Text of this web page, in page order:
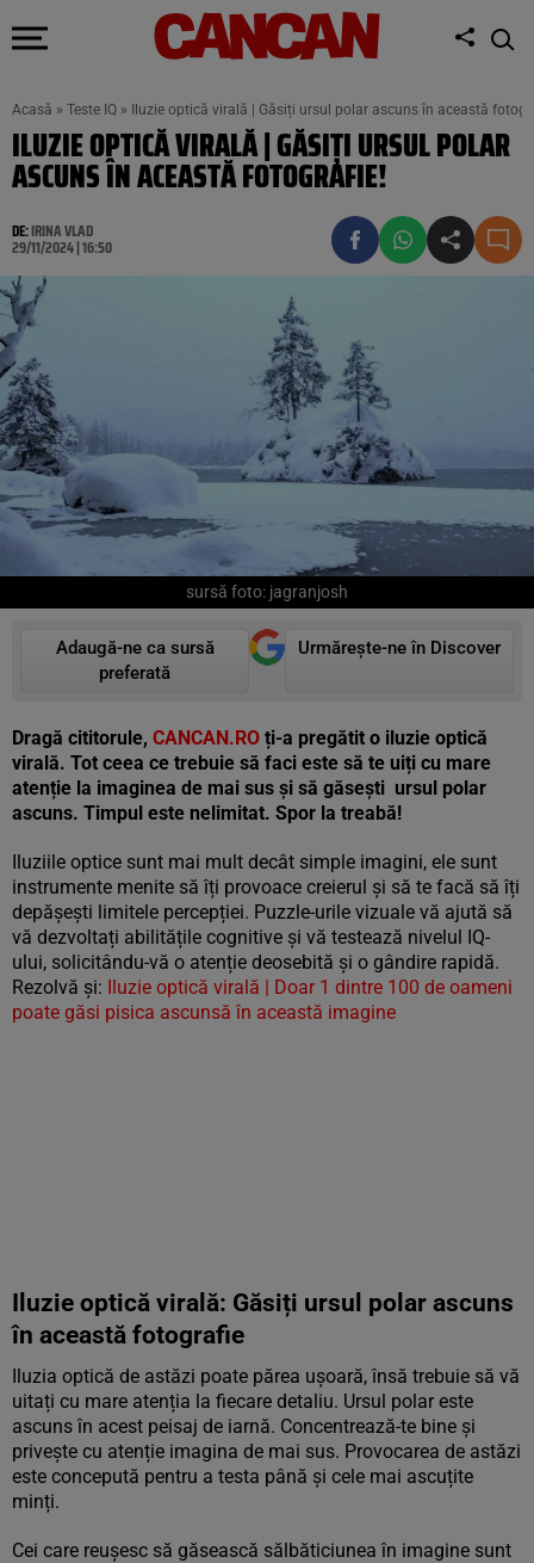
Acasă » Teste IQ » Iluzie optică virală | Găsiți ursul polar ascuns în această
ILUZIE OPTICĂ VIRALĂ | GĂSIȚI URSUL POLAR
ASCUNS ÎN ACEASTĂ FOTOGRAFIE!
DE:IRINA VLAD
29/11/2024 | 16:50
sursă foto: jagranjosh
Adaugă-ne ca sursă
preferată
Urmărește-ne în Discover
Dragă cititorule, CANCAN.RO ți-a pregătit o iluzie optică
virală. Tot ceea ce trebuie să faci este să te uiți cu mare
atenție la imaginea de mai sus și să găsești ursul polar
ascuns. Timpul este nelimitat. Spor la treabă!
Iluziile optice sunt mai mult decât simple imagini, ele sunt
instrumente menite să îți provoace creierul și să te facă să îți
depășești limitele percepției. Puzzle-urile vizuale vă ajută să
vă dezvoltați abilitățile cognitive și vă testează nivelul IQ-
ului, solicitându-vă o atenție deosebită și o gândire rapidă.
Rezolvă și: Iluzie optică virală | Doar 1 dintre 100 de oameni
poate găsi pisica ascunsă în această imagine
Iluzie optică virală: Găsiți ursul polar ascuns
în această fotografie
Iluzia optică de astăzi poate părea ușoară, însă trebuie să vă
uitați cu mare atenția la fiecare detaliu. Ursul polar este
ascuns în acest peisaj de iarnă. Concentrează-te bine și
privește cu atenție imagina de mai sus. Provocarea de astăzi
este concepută pentru a testa până și cele mai ascuțite
minți.
Cei care reușesc să găsească sălbăticiunea în imagine sunt